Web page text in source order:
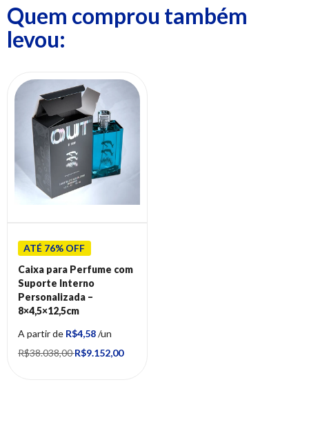
Quem comprou também
levou:
ATÉ 76% OFF
Caixa para Perfume com
Suporte Interno
Personalizada –
8×4,5×12,5cm
A partir de R$4,58/un
R$38.038,00R$9.152,00